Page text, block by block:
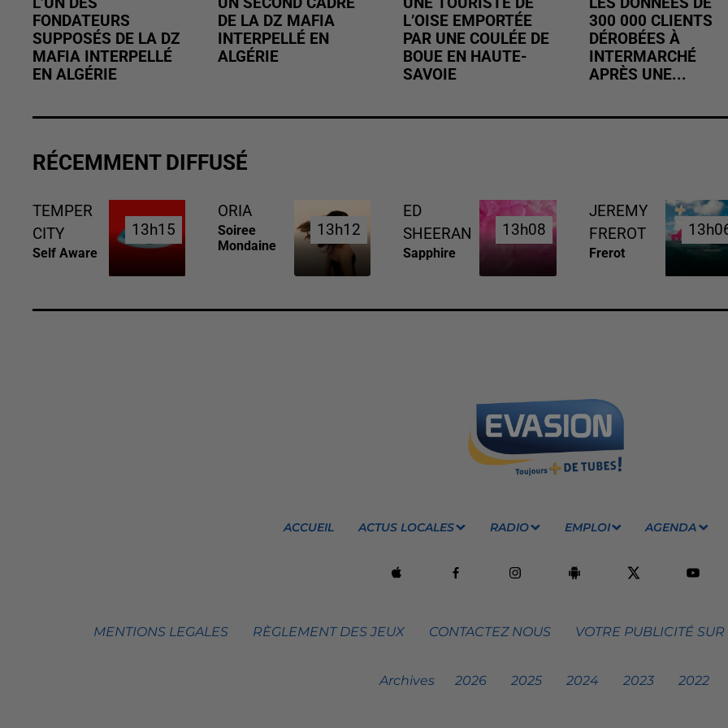
FONDATEURS
SUPPOSÉS DE LA DZ
MAFIA INTERPELLÉ
EN ALGÉRIE
DE LA DZ MAFIA
INTERPELLÉ EN
ALGÉRIE
L’OISE EMPORTÉE
PAR UNE COULÉE DE
BOUE EN HAUTE-
SAVOIE
300 000 CLIENTS
DÉROBÉES À
INTERMARCHÉ
APRÈS UNE...
RÉCEMMENT DIFFUSÉ
TEMPER
CITY
Self Aware
13h15
13h15
ORIA
Soiree
Mondaine
13h12
13h12
ED
SHEERAN
Sapphire
13h08
13h08
JEREMY
FREROT
Frerot
ACCUEIL ACTUS LOCALES RADIO EMPLOI AGENDA
MENTIONS LEGALES RÈGLEMENT DES JEUX CONTACTEZ NOUS VOTRE PUBLICITÉ
Archives 2026 2025 2024 2023 2022